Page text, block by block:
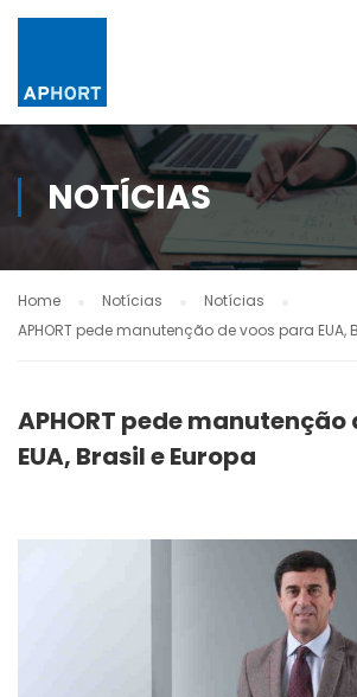
NOTÍCIAS
Home Notícias
Notícias
APHORT pede manutenção de voos para EUA,
APHORT pede
EUA, Brasil e Europa